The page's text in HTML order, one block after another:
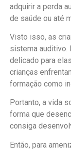
adquirir a perda
de saúde ou até
Visto isso, as
sistema auditivo.
delicado para
crianças
formação como
Portanto, a vida
forma que
consiga
Então, para